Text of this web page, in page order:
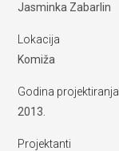
Jasminka Zabarlin
Lokacija
Komiža
Godina projektiranja
2013.
Projektanti